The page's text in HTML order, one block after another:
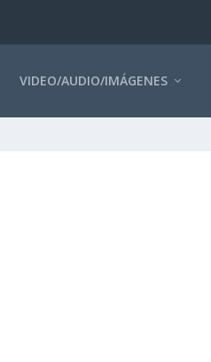
VIDEO/AUDIO/IMÁGENES